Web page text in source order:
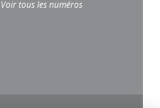
Voir tous les numéros